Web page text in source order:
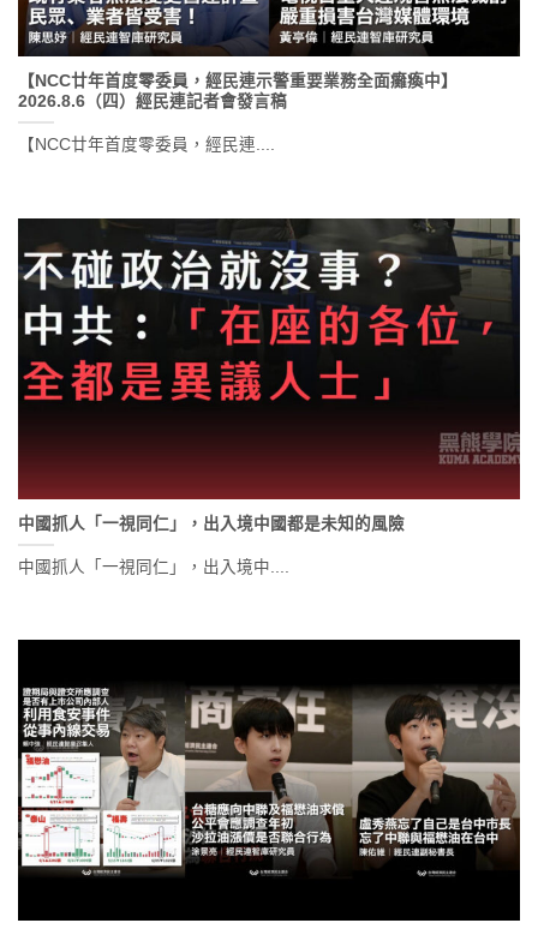
【NCC廿年首度零委員，經民連示警重要業務全面癱瘓中】
2026.8.6（四）經民連記者會發言稿
【NCC廿年首度零委員，經民連....
中國抓人「一視同仁」，出入境中國都是未知的風險
中國抓人「一視同仁」，出入境中....